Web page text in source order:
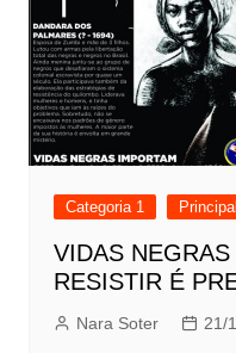
Categoria 1 Principal
VIDAS
RESISTIR É
Nara Soter 21/